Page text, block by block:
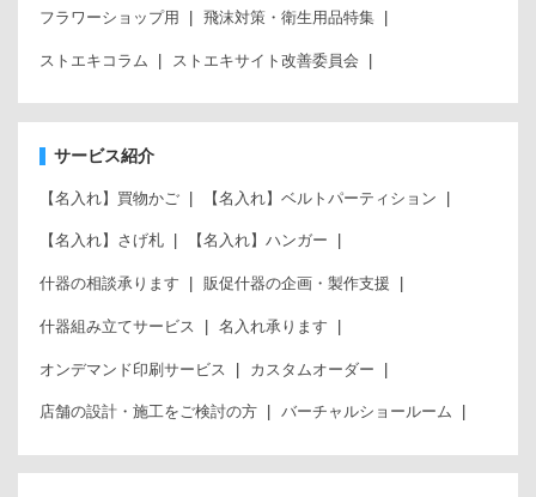
フラワーショップ用 飛沫対策・衛生用品特集
ストエキコラム ストエキサイト改善委員会
サービス紹介
【名入れ】買物かご 【名入れ】ベルトパーティション
【名入れ】さげ札 【名入れ】ハンガー
什器の相談承ります 販促什器の企画・製作支援
什器組み立てサービス 名入れ承ります
オンデマンド印刷サービス カスタムオーダー
店舗の設計・施工をご検討の方 バーチャルショールーム